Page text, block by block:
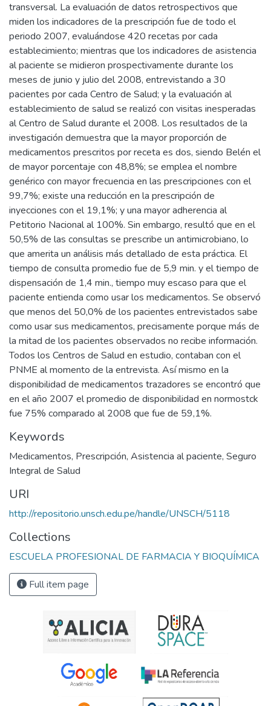
transversal. La evaluación de datos retrospectivos que
miden los indicadores de la prescripción fue de todo el
periodo 2007, evaluándose 420 recetas por cada
establecimiento; mientras que los indicadores de asistencia
al paciente se midieron prospectivamente durante los
meses de junio y julio del 2008, entrevistando a 30
pacientes por cada Centro de Salud; y la evaluación al
establecimiento de salud se realizó con visitas inesperadas
al Centro de Salud durante el 2008. Los resultados de la
investigación demuestra que la mayor proporción de
medicamentos prescritos por receta es dos, siendo Belén el
de mayor porcentaje con 48,8%; se emplea el nombre
genérico con mayor frecuencia en las prescripciones con el
99,7%; existe una reducción en la prescripción de
inyecciones con el 19,1%; y una mayor adherencia al
Petitorio Nacional al 100%. Sin embargo, resultó que en el
50,5% de las consultas se prescribe un antimicrobiano, lo
que amerita un análisis más detallado de esta práctica. El
tiempo de consulta promedio fue de 5,9 min. y el tiempo de
dispensación de 1,4 min., tiempo muy escaso para que el
paciente entienda como usar los medicamentos. Se observó
que menos del 50,0% de los pacientes entrevistados sabe
como usar sus medicamentos, precisamente porque más de
la mitad de los pacientes observados no recibe información.
Todos los Centros de Salud en estudio, contaban con el
PNME al momento de la entrevista. Así mismo en la
disponibilidad de medicamentos trazadores se encontró que
en el año 2007 el promedio de disponibilidad en normostck
fue 75% comparado al 2008 que fue de 59,1%.
Keywords
Medicamentos, Prescripción, Asistencia al paciente, Seguro
Integral de Salud
URI
http://repositorio.unsch.edu.pe/handle/UNSCH/5118
Collections
ESCUELA PROFESIONAL DE FARMACIA Y BIOQUÍMICA
Full item page